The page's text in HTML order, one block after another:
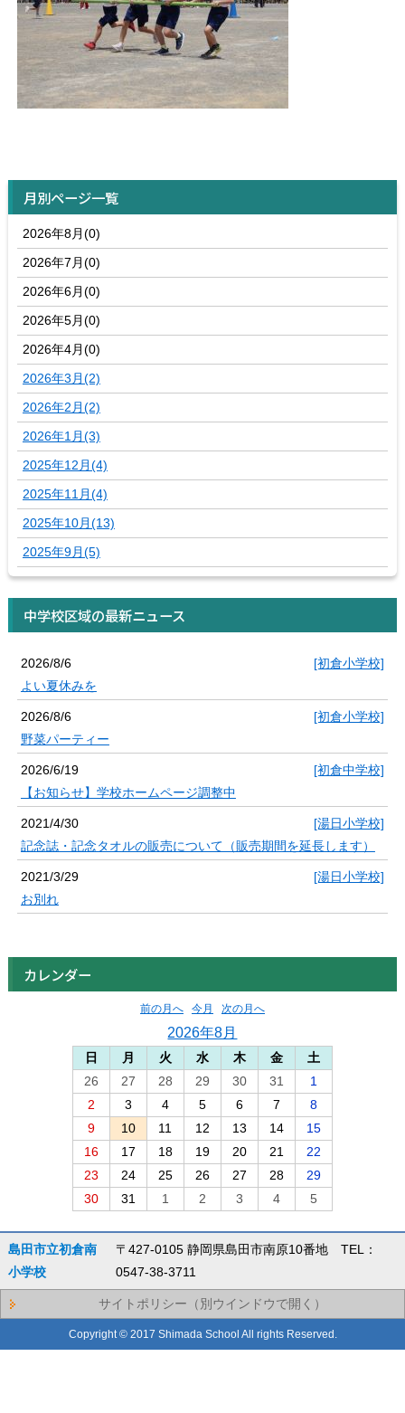
月別ページ一覧
2026年8月(0)
2026年7月(0)
2026年6月(0)
2026年5月(0)
2026年4月(0)
2026年3月(2)
2026年2月(2)
2026年1月(3)
2025年12月(4)
2025年11月(4)
2025年10月(13)
2025年9月(5)
中学校区域の最新ニュース
2026/8/6
[初倉小学校]
よい夏休みを
2026/8/6
[初倉小学校]
野菜パーティー
2026/6/19
[初倉中学校]
【お知らせ】学校ホームページ調整中
2021/4/30
[湯日小学校]
記念誌・記念タオルの販売について（販売期間を延長します）
2021/3/29
[湯日小学校]
お別れ
カレンダー
前の月へ 今月 次の月へ
2026年8月
日 月 火 水 木 金
土
26
27 28 29 30 31
1
2
3 4 5 6 7
8
9
10 11 12 13 14
15
16
17 18 19 20 21
22
23
24 25 26 27 28
29
30
31 1 2 3 4 5
島田市立初倉南
小学校
〒427-0105 静岡県島田市南原10番地 TEL：
0547-38-3711
サイトポリシー（別ウインドウで開く）
Copyright © 2017 Shimada School All rights Reserved.